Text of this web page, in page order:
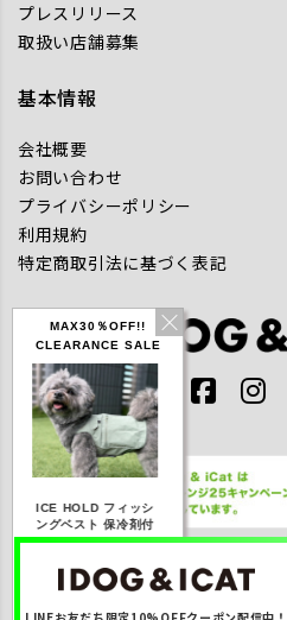
MAX30％OFF!!
CLEARANCE SALE
HOLD フィッシ
ベスト 保冷剤付
詳しく見る
IDOG ICE HOLD ネ
ッククーラー 保冷剤
円(税込み)
詳しく見る
プレスリリース
取扱い店舗募集
基本情報
会社概要
お問い合わせ
プライバシーポリシー
利用規約
特定商取引法に基づく表記